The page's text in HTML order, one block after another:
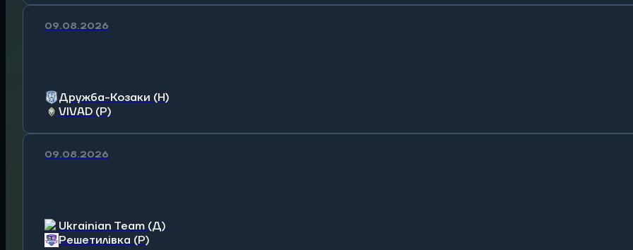
09.08.2026
Дружба-Козаки (Н)
VIVAD (Р)
09.08.2026
Ukrainian Team (Д)
Решетилівка (Р)